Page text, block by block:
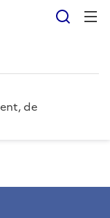
de